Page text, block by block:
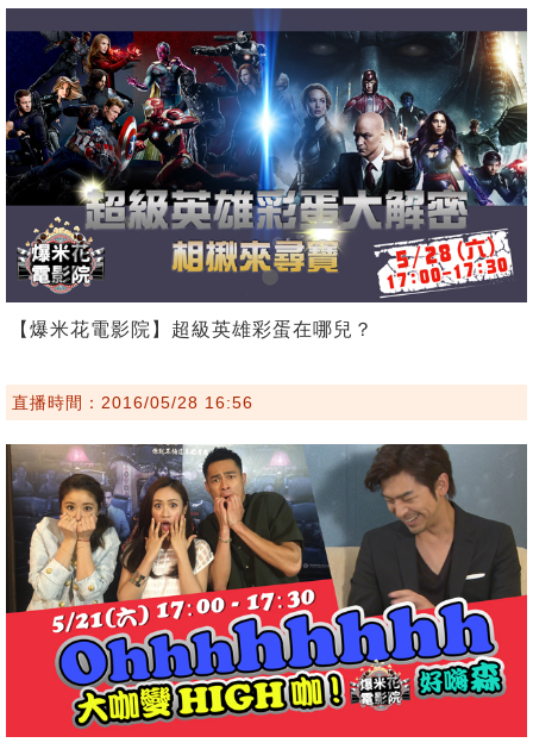
【爆米花電影院】超級英雄彩蛋在哪兒？
直播時間：2016/05/28 16:56